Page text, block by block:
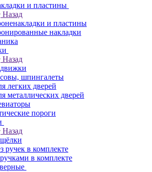
и пластины
Назад
и пластины
накладки
Назад
шпингалеты
легких дверей
металлических дверей
пороги
Назад
ручек в комплекте
в комплекте